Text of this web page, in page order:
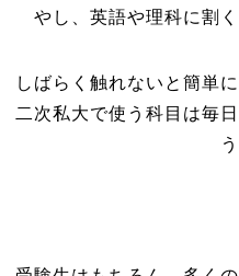
やし、英語や理科に割
しばらく触れないと簡単
二次私大で使う科目は毎